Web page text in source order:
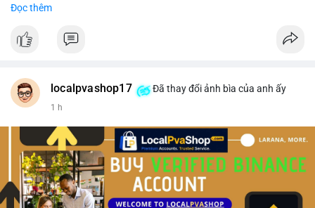
#vlikevn #titanbot
Đọc thêm
localpvashop17 Đã thay đổi ảnh bìa của anh ấy
1 h